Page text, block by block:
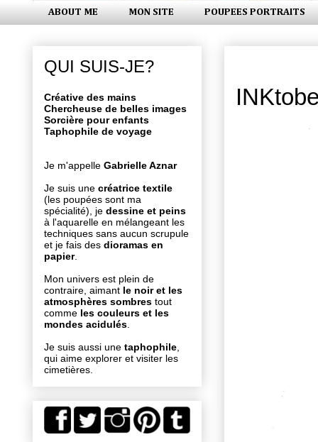
ABOUT ME MON SITE POUPEES PORTRAITS
QUI SUIS-JE?
Créative des mains
Chercheuse de belles images
Sorcière pour enfants
Taphophile de voyage
Je m'appelle Gabrielle Aznar
Je suis une créatrice textile
(les poupées sont ma
spécialité), je dessine et peins
à l'aquarelle en mélangeant les
techniques sans aucun scrupule
et je fais des dioramas en
papier.
Mon univers est plein de
contraire, aimant le noir et les
atmosphères sombres tout
comme les couleurs et les
mondes acidulés
Je suis aussi une taphophile
qui aime explorer et visiter les
cimetières.